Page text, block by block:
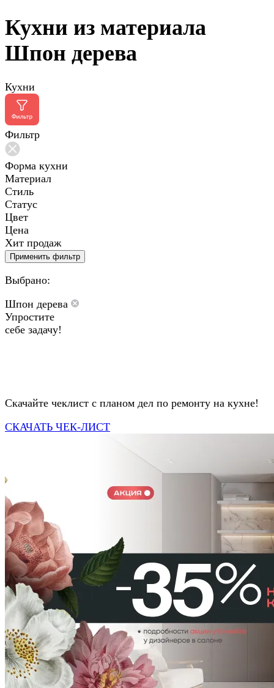
Кухни из материала
Шпон дерева
Кухни
Фильтр
Форма кухни
Материал
Стиль
Статус
Цвет
Цена
Хит продаж
Применить фильтр
Выбрано:
Шпон дерева
Упростите
себе задачу!
Скачайте чеклист с планом дел по ремонту на кухне!
СКАЧАТЬ ЧЕК-ЛИСТ